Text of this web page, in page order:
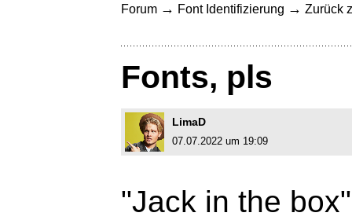
Forum → Font Identifizierung → Zurück
Fonts, pls
LimaD
07.07.2022 um 19:09
"Jack in the